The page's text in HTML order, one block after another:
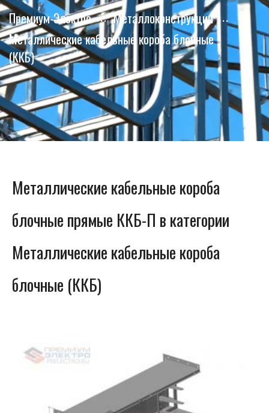
Премиум-Электро
Металлоконструкции
Металлические кабельные короба блочные
(ККБ)
Металлические кабельные короба
блочные прямые ККБ-П в категории
Металлические кабельные короба
блочные (ККБ)